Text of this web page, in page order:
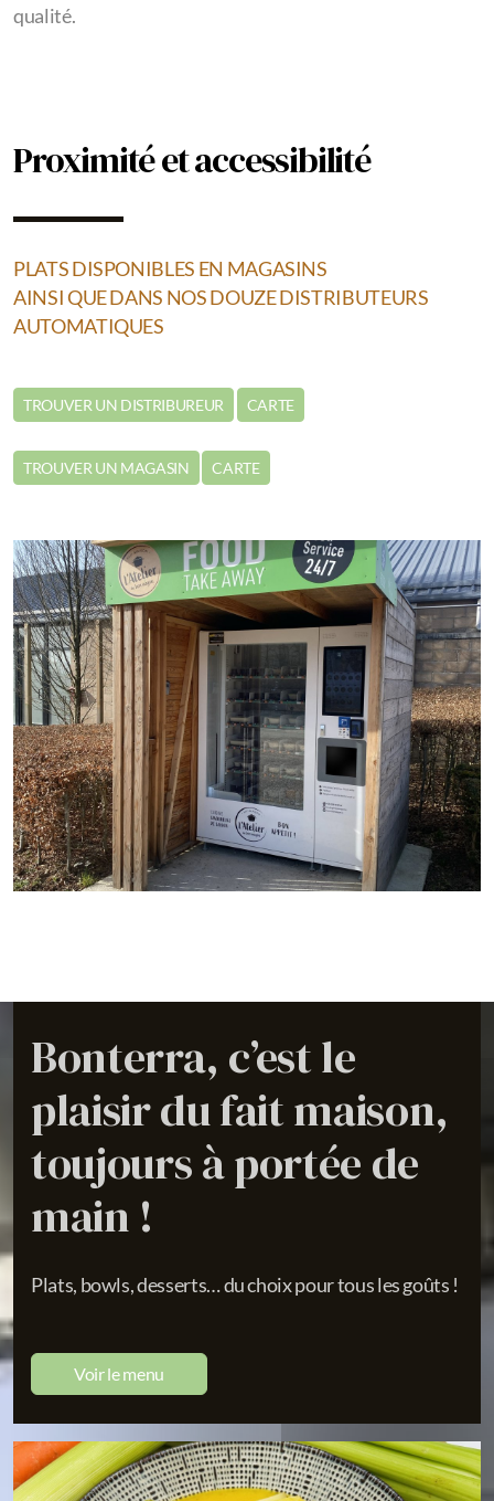
qualité.
Proximité et accessibilité
PLATS DISPONIBLES EN MAGASINS
AINSI QUE DANS NOS DOUZE DISTRIBUTEURS
AUTOMATIQUES
TROUVER UN DISTRIBUREUR CARTE
TROUVER UN MAGASIN CARTE
Bonterra, c’est le
plaisir du fait maison,
toujours à portée de
main !
Plats, bowls, desserts… du choix pour tous les goûts !
Voir le menu